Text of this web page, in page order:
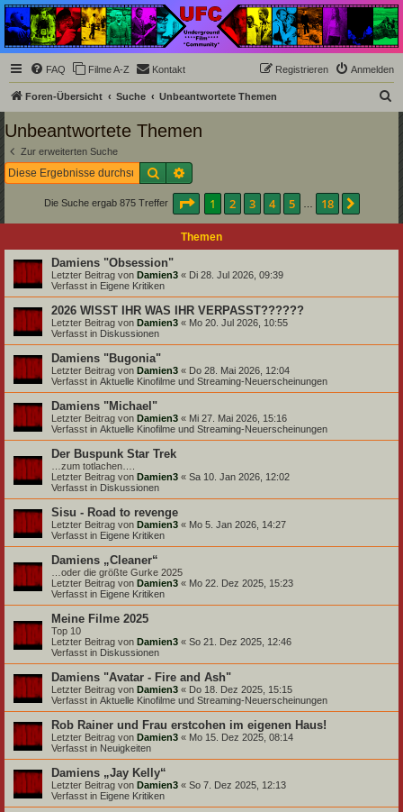
Underground Film
Community
Die Underground Film Community ist ein deutschsprachiges Filmforum und ein Paradies
für Cineasten und Filmsüchtige jenseits des Mainstreams.
FAQ Filme A-Z Kontakt Anmelden
Registrieren
Foren-Übersicht Suche Unbeantwortete Themen
Unbeantwortete Themen
Zur erweiterten Suche
Suche
Die Suche ergab 875 Treffer Seite 1von 18
1 2 3 4 5 18
Themen
Damiens "Obsession"
Letzter Beitrag von Damien3 « Di 28. Jul 2026, 09:39
Verfasst in Eigene Kritiken
2026 WISST IHR WAS IHR VERPASST??????
Letzter Beitrag von Damien3 « Mo 20. Jul 2026, 10:55
Verfasst in Diskussionen
Damiens "Bugonia"
Letzter Beitrag von Damien3 « Do 28. Mai 2026, 12:04
Verfasst in Aktuelle Kinofilme und Streaming-Neuerscheinungen
Damiens "Michael"
Letzter Beitrag von Damien3 « Mi 27. Mai 2026, 15:16
Verfasst in Aktuelle Kinofilme und Streaming-Neuerscheinungen
Der Buspunk Star Trek
…zum totlachen….
Letzter Beitrag von Damien3 « Sa 10. Jan 2026, 12:02
Verfasst in Diskussionen
Sisu - Road to revenge
Letzter Beitrag von Damien3 « Mo 5. Jan 2026, 14:27
Verfasst in Eigene Kritiken
Damiens „Cleaner“
…oder die größte Gurke 2025
Letzter Beitrag von Damien3 « Mo 22. Dez 2025, 15:23
Verfasst in Eigene Kritiken
Meine Filme 2025
Top 10
Letzter Beitrag von Damien3 « So 21. Dez 2025, 12:46
Verfasst in Diskussionen
Damiens "Avatar - Fire and Ash"
Letzter Beitrag von Damien3 « Do 18. Dez 2025, 15:15
Verfasst in Aktuelle Kinofilme und Streaming-Neuerscheinungen
Rob Rainer und Frau erstcohen im eigenen Haus!
Letzter Beitrag von Damien3 « Mo 15. Dez 2025, 08:14
Verfasst in Neuigkeiten
Damiens „Jay Kelly“
Letzter Beitrag von Damien3 « So 7. Dez 2025, 12:13
Verfasst in Eigene Kritiken